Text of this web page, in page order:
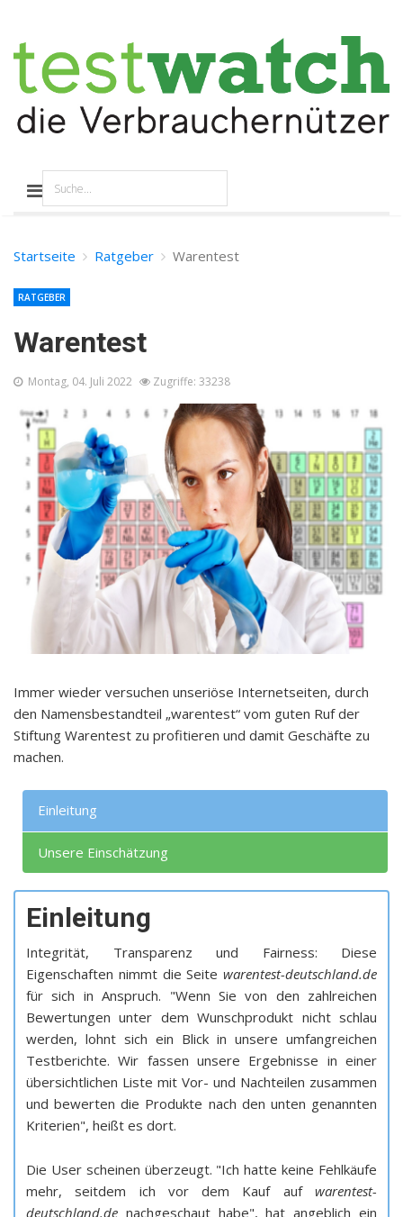
Startseite Ratgeber Warentest
Warentest
RATGEBER
Montag, 04. Juli 2022 Zugriffe: 33238
Immer wieder versuchen unseriöse Internetseiten, durch
den Namensbestandteil „warentest“ vom guten Ruf der
Stiftung Warentest zu profitieren und damit Geschäfte zu
machen.
Einleitung
Unsere Einschätzung
Einleitung
Integrität, Transparenz und Fairness: Diese
Eigenschaften nimmt die Seite warentest-deutschland.de
für sich in Anspruch. "Wenn Sie von den zahlreichen
Bewertungen unter dem Wunschprodukt nicht schlau
werden, lohnt sich ein Blick in unsere umfangreichen
Testberichte. Wir fassen unsere Ergebnisse in einer
übersichtlichen Liste mit Vor- und Nachteilen zusammen
und bewerten die Produkte nach den unten genannten
Kriterien", heißt es dort.
Die User scheinen überzeugt. "Ich hatte keine Fehlkäufe
mehr, seitdem ich vor dem Kauf auf warentest-
deutschland.de nachgeschaut habe", hat angeblich ein